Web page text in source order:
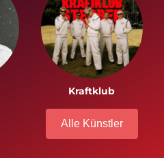
Kraftklub
Alle Künstler